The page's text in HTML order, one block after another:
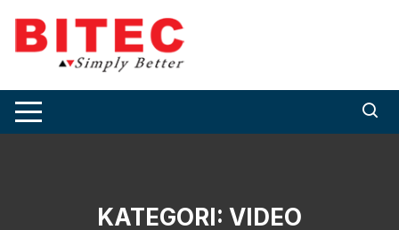
content
KATEGORI: VIDEO